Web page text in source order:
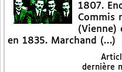
1807.
Commis
(Vienne)
en 1835. Marchand (…)
dernière